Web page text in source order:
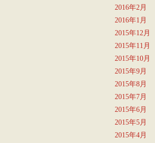
2016年2月
2016年1月
2015年12月
2015年11月
2015年10月
2015年9月
2015年8月
2015年7月
2015年6月
2015年5月
2015年4月